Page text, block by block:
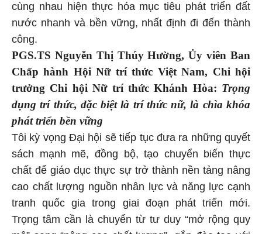
cùng nhau hiện thực hóa mục tiêu phát triển đất
nước nhanh và bền vững, nhất định đi đến thành
công.
PGS.TS Nguyễn Thị Thúy Hường, Ủy viên Ban
Chấp hành Hội Nữ trí thức Việt Nam, Chi hội
trưởng Chi hội Nữ trí thức Khánh Hòa: Trọng
dụng trí thức, đặc biệt là trí thức nữ, là chìa khóa
phát triển bền vững
Tôi kỳ vọng Đại hội sẽ tiếp tục đưa ra những quyết
sách mạnh mẽ, đồng bộ, tạo chuyển biến thực
chất để giáo dục thực sự trở thành nền tảng nâng
cao chất lượng nguồn nhân lực và năng lực cạnh
tranh quốc gia trong giai đoạn phát triển mới.
Trọng tâm cần là chuyển từ tư duy “mở rộng quy